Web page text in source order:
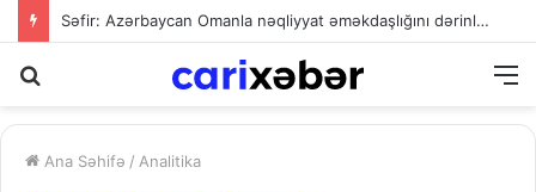
Ana Səhifə / Analitika